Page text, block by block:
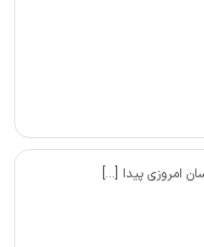
امروزی پیدا […]